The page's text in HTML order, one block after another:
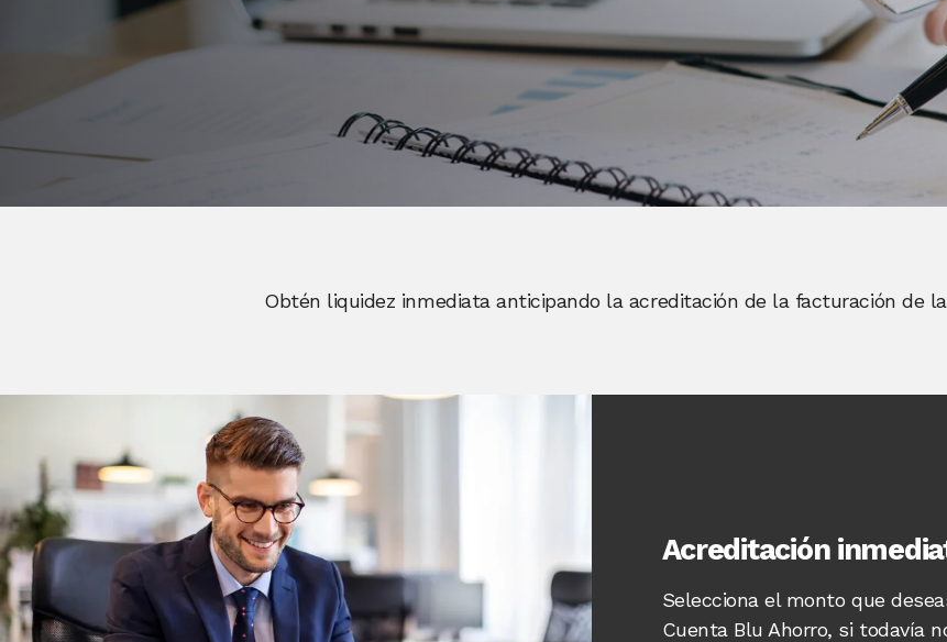
Obtén liquidez inmediata anticipando la acreditación de la facturación de
Acreditación
Selecciona el monto que
Cuenta Blu Ahorro, si todavía